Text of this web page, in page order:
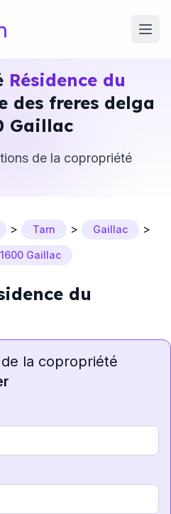
Résidence du
des freres delga
Gaillac
de la copropriété
> Tarn > Gaillac >
Gaillac
du
la copropriété